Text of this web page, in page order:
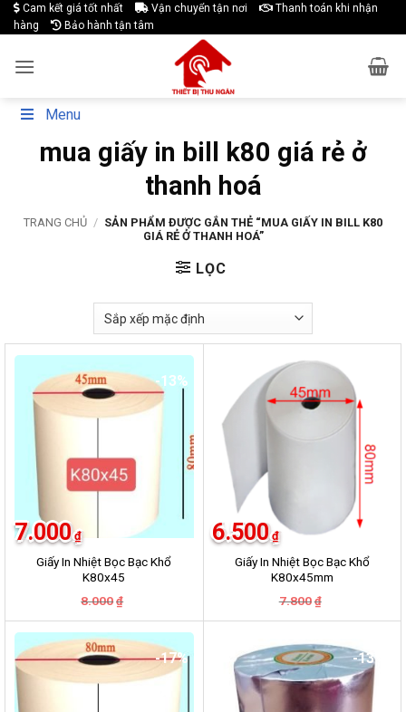
Skip
to
Cam kết giá tốt nhất Vận chuyển tận nơi
Thanh toán khi nhận
hàng
Bảo hành tận tâm
Menu
mua giấy in bill k80 giá rẻ ở
thanh hoá
TRANG CHỦ / SẢN PHẨM ĐƯỢC GẮN THẺ “MUA GIẤY IN BILL K80
GIÁ RẺ Ở THANH HOÁ”
LỌC
-13%
Giấy In Nhiệt Bọc Bạc Khổ
K80x45
8.000 ₫
là:
8.000₫.
7.000 ₫
tại
là:
7.000₫.
-17%
Giấy In Nhiệt Bọc Bạc Khổ
K80x45mm
7.800 ₫
là:
6.500 ₫
tại
6.500₫.
-17% -13%